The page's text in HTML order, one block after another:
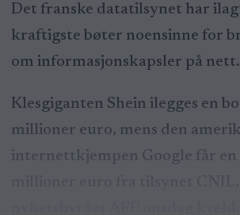
Det franske datatilsynet har
kraftigste bøter noensinne for
om informasjonskapsler på nett.
Klesgiganten Shein ilegges en
millioner euro, mens den
internettkjempen Google får en